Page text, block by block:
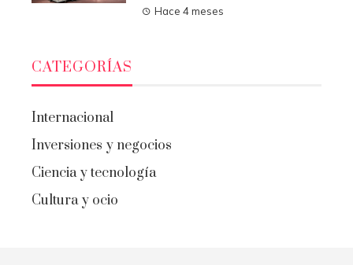
Hace 4 meses
CATEGORÍAS
Internacional
Inversiones y negocios
Ciencia y tecnología
Cultura y ocio